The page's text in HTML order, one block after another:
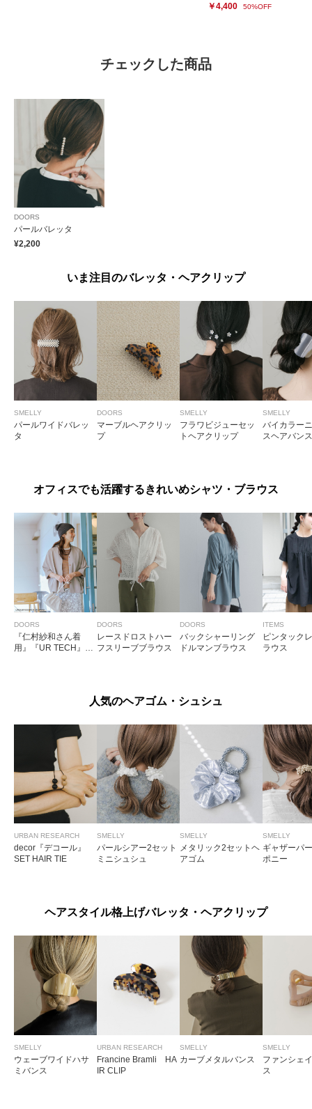
￥4,400 50%OFF
チェックした商品
DOORS
パールバレッタ
¥2,200
いま注目のバレッタ・ヘアクリップ
SMELLY
パールワイドバレッ
タ
DOORS
マーブルヘアクリッ
プ
SMELLY
フラワビジューセッ
トヘアクリップ
SMELLY
バイカラー
スヘアバンス
オフィスでも活躍するきれいめシャツ・ブラウス
DOORS
『仁村紗和さん着
用』『UR TECH』完
DOORS
レースドロストハー
フスリーブブラウス
DOORS
バックシャーリング
ドルマンブラウス
ITEMS
ピンタック
ラウス
人気のヘアゴム・シュシュ
URBAN RESEARCH
decor『デコール』
SET HAIR TIE
SMELLY
パールシアー2セット
ミニシュシュ
SMELLY
メタリック2セットヘ
アゴム
SMELLY
ギャザーパ
ポニー
ヘアスタイル格上げバレッタ・ヘアクリップ
SMELLY
ウェーブワイドハサ
ミバンス
URBAN RESEARCH
Francine Bramli HA
IR CLIP
SMELLY
カーブメタルバンス
SMELLY
ファンシェ
ス